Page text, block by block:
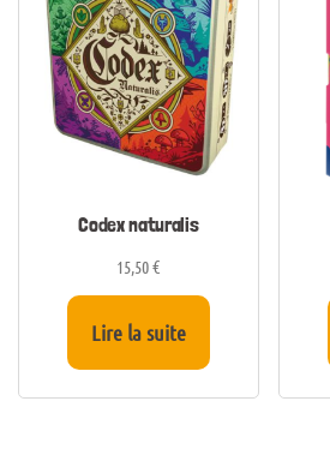
Codex naturalis
15,50€
Lire la suite